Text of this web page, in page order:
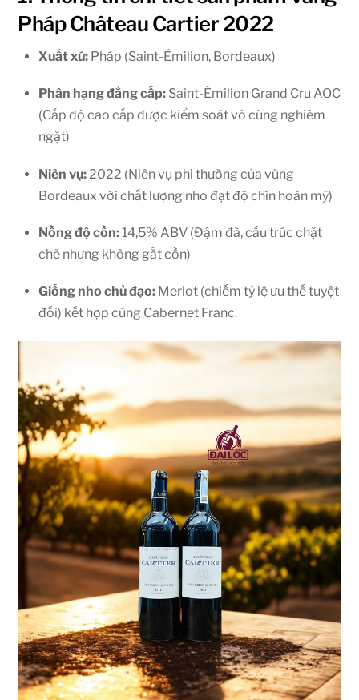
Pháp Château Cartier 2022
Xuất xứ: Pháp (Saint-Émilion, Bordeaux)
Phân hạng đẳng cấp: Saint-Émilion Grand Cru AOC
(Cấp độ cao cấp được kiểm soát vô cùng nghiêm
ngặt)
Niên vụ: 2022 (Niên vụ phi thường của vùng
Bordeaux với chất lượng nho đạt độ chín hoàn mỹ)
Nồng độ cồn: 14,5% ABV (Đậm đà, cấu trúc chặt
chẽ nhưng không gắt cồn)
Giống nho chủ đạo: Merlot (chiếm tỷ lệ ưu thế tuyệt
đối) kết hợp cùng Cabernet Franc.